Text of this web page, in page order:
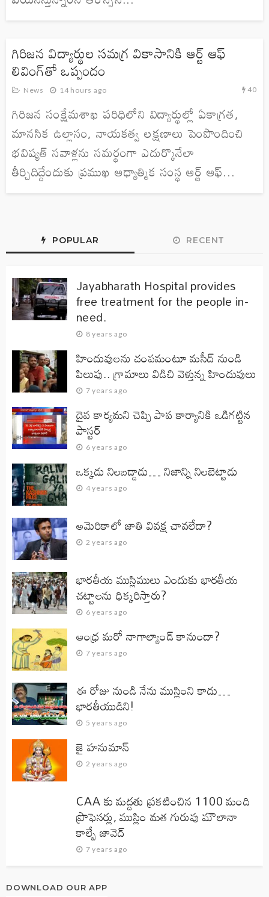
గిరిజన విద్యార్థుల సమగ్ర వికాసానికి ఆర్ట్ ఆఫ్
లివింగ్‌తో ఒప్పందం
News 14 hours ago 40
గిరిజన సంక్షేమశాఖ పరిధిలోని విద్యార్థుల్లో ఏకాగ్రత,
మానసిక ఉల్లాసం, నాయకత్వ లక్షణాలు పెంపొందించి
భవిష్యత్ సవాళ్లను సమర్థంగా ఎదుర్కొనేలా
తీర్చిదిద్దేందుకు ప్రముఖ ఆధ్యాత్మిక సంస్థ ఆర్ట్ ఆఫ్...
POPULAR RECENT
Jayabharath Hospital provides
free treatment for the people in-
need.
8 years ago
హిందువులను చంపమంటూ మసీద్ నుండి
పిలుపు.. గ్రామాలు విడిచి వెళ్తున్న హిందువులు
7 years ago
దైవ కార్యమని చెప్పి పాప కార్యానికి ఒడిగట్టిన
పాస్టర్
6 years ago
ఒక్కడు నిలబడ్డాడు… నిజాన్ని నిలబెట్టాడు
4 years ago
అమెరికాలో జాతి వివక్ష చావలేదా?
2 years ago
భారతీయ ముస్లిములు ఎందుకు భారతీయ
చట్టాలను ధిక్కరిస్తారు?
6 years ago
ఆంధ్ర మరో నాగాల్యాండ్ కానుందా?
7 years ago
ఈ రోజు నుండి నేను ముస్లింని కాదు…
భారతీయుడిని!
5 years ago
జై హనుమాన్‌
2 years ago
CAA కు మద్దతు ప్రకటించిన 1100 మంది
ప్రొఫెసర్లు, ముస్లిం మత గురువు మౌలానా
కాల్బే జావెద్‌
7 years ago
DOWNLOAD OUR APP